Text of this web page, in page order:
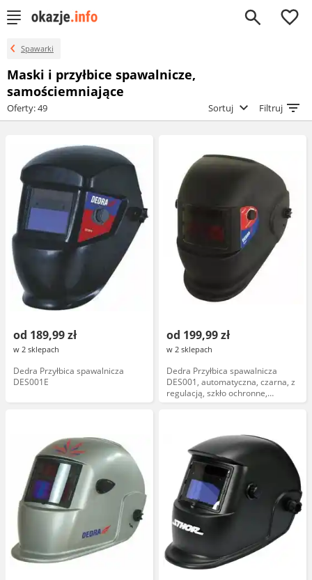
0
Spawarki
Maski i przyłbice spawalnicze,
samościemniające
Oferty: 49 Sortuj Filtruj
od 189,99 zł
w 2 sklepach
Dedra Przyłbica spawalnicza
DES001E
od 199,99 zł
w 2 sklepach
Dedra Przyłbica spawalnicza
DES001, automatyczna, czarna, z
regulacją, szkło ochronne,
komfortowa, odporna na